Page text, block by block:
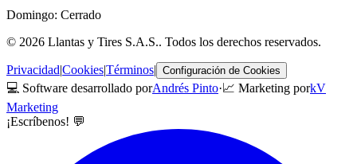
Domingo: Cerrado
© 2026 Llantas y Tires S.A.S.. Todos los derechos reservados.
Privacidad|Cookies|Términos| Configuración de Cookies
💻 Software desarrollado porAndrés Pinto·📈 Marketing porkV
Marketing
¡Escríbenos! 💬